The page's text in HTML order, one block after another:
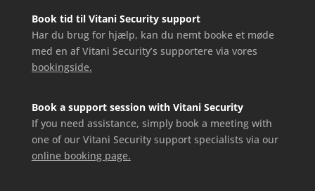
Book tid til Vitani Security support
Har du brug for hjælp, kan du nemt booke et møde
med en af Vitani Security’s supportere via vores
bookingside.
Book a support session with Vitani Security
If you need assistance, simply book a meeting with
one of our Vitani Security support specialists via our
online booking page.